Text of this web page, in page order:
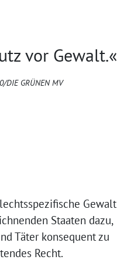
vor Gewalt.«
DIE GRÜNEN MV
Gewalt
Staaten dazu,
Täter konsequent zu
Recht.